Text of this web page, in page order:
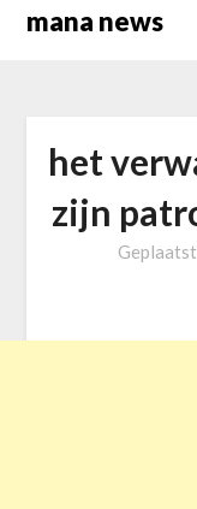
Overslaan
mana news
het
zijn